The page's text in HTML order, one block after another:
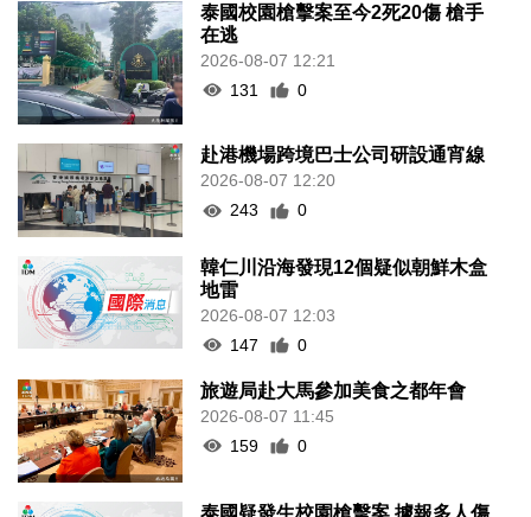
泰國校園槍擊案至今2死20傷 槍手
在逃
2026-08-07 12:21
131
0
赴港機場跨境巴士公司研設通宵線
2026-08-07 12:20
243
0
韓仁川沿海發現12個疑似朝鮮木盒
地雷
2026-08-07 12:03
147
0
旅遊局赴大馬參加美食之都年會
2026-08-07 11:45
159
0